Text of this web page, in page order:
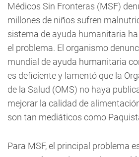
Médicos Sin Fronteras (MSF)
millones de niños sufren
sistema de ayuda humanitaria
el problema. El organismo
mundial de ayuda humanitaria
es deficiente y lamentó que la
de la Salud (OMS) no haya
mejorar la calidad de
son tan mediáticos como
Para MSF, el principal problema